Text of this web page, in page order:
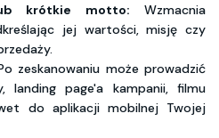
krótkie motto: Wzmacnia
jej wartości, misję czy
zeskanowaniu może prowadzić
landing page'a kampanii, filmu
do aplikacji mobilnej Twojej